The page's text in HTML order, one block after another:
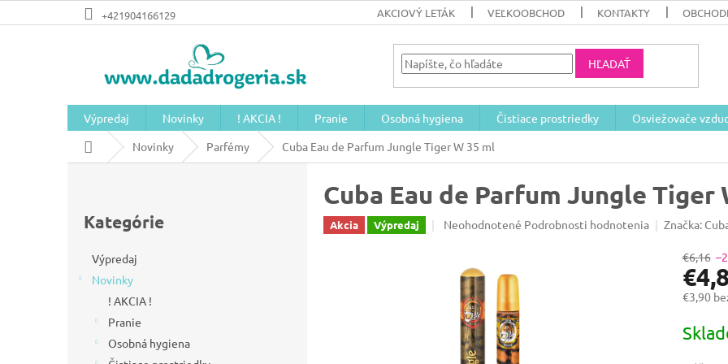
na
+421904166129 AKCIOVÝ LETÁK VEĽKOOBCHOD KONTAKTY
HĽADAŤ
Výpredaj Novinky ! AKCIA ! Pranie Osobná hygiena Čistiace prostriedky Osviežovače
DomovNovinky Parfémy Cuba Eau de Parfum Jungle Tiger W 35 ml
p
kategórie
Kategórie
Výpredaj
Novinky
! AKCIA !
Pranie
Osobná hygiena
Cuba Eau de Parfum Jungle Tiger
Akcia Výpredaj
Priemerné
hviezdičiek.
Neohodnotené Podrobnosti hodnotenia Značka:
€6,16
€3,90
cena: